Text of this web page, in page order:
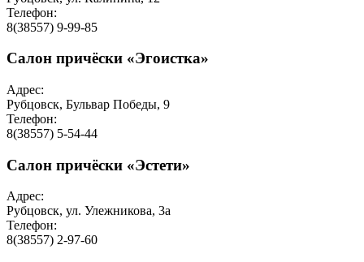
Телефон:
8(38557) 9-99-85
Салон причёски «Эгоистка»
Адрес:
Рубцовск, Бульвар Победы, 9
Телефон:
8(38557) 5-54-44
Салон причёски «Эстети»
Адрес:
Рубцовск, ул. Улежникова, 3а
Телефон:
8(38557) 2-97-60